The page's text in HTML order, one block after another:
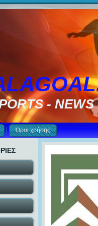
- NEWS
Όροι χρήσης